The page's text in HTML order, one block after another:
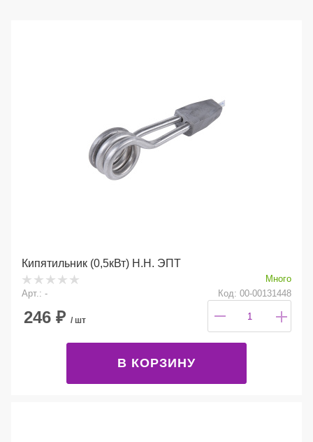
Кипятильник (0,5кВт) Н.Н. ЭПТ
Много
Арт.: -
Код: 00-00131448
246 ₽ / шт
В КОРЗИНУ